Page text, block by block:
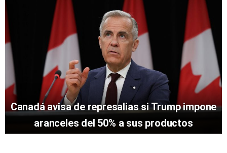
Canadá avisa de represalias si Trump impone
aranceles del 50% a sus productos